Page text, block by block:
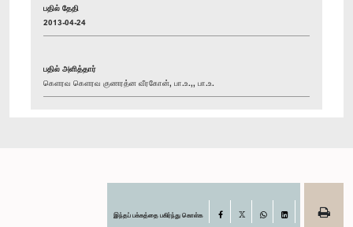
பதில் தேதி
2013-04-24
பதில் அளித்தார்
கௌரவ கௌரவ குணரத்ன வீரகோன், பா.உ.,, பா.உ.
இந்தப் பக்கத்தை பகிர்ந்து கொள்க Facebook